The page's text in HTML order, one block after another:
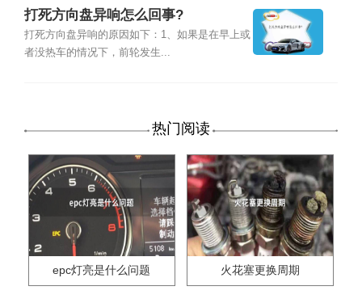
打死方向盘异响怎么回事?
打死方向盘异响的原因如下：1、如果是在早上或
者没热车的情况下，前轮发生...
热门阅读
epc灯亮是什么问题 火花塞更换周期